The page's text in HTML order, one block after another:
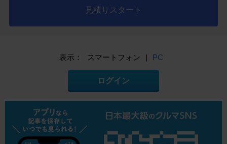
見積りスタート
表示： スマートフォン | PC
ログイン